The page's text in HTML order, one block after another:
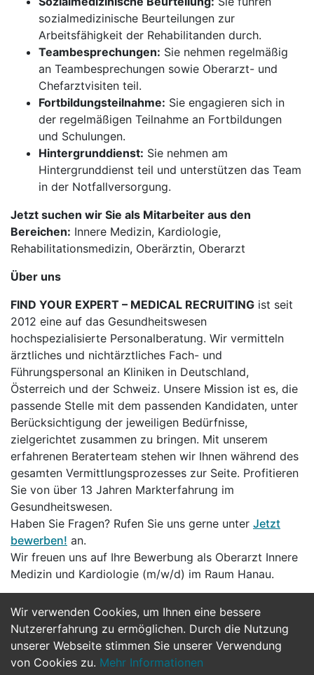
Wir verwenden Cookies, um Ihnen eine bessere
Nutzererfahrung zu ermöglichen. Durch die Nutzung
unserer Webseite stimmen Sie unserer Verwendung
von Cookies zu. Mehr Informationen
sozialmedizinische Beurteilungen zur
Arbeitsfähigkeit der Rehabilitanden durch.
Teambesprechungen: Sie nehmen regelmäßig
an Teambesprechungen sowie Oberarzt- und
Chefarztvisiten teil.
Fortbildungsteilnahme: Sie engagieren sich in
der regelmäßigen Teilnahme an Fortbildungen
und Schulungen.
Hintergrunddienst: Sie nehmen am
Hintergrunddienst teil und unterstützen das Team
in der Notfallversorgung.
Jetzt suchen wir Sie als Mitarbeiter aus den
Bereichen: Innere Medizin, Kardiologie,
Rehabilitationsmedizin, Oberärztin, Oberarzt
Über uns
FIND YOUR EXPERT – MEDICAL RECRUITING ist seit
2012 eine auf das Gesundheitswesen
hochspezialisierte Personalberatung. Wir vermitteln
ärztliches und nichtärztliches Fach- und
Führungspersonal an Kliniken in Deutschland,
Österreich und der Schweiz. Unsere Mission ist es, die
passende Stelle mit dem passenden Kandidaten, unter
Berücksichtigung der jeweiligen Bedürfnisse,
zielgerichtet zusammen zu bringen. Mit unserem
erfahrenen Beraterteam stehen wir Ihnen während des
gesamten Vermittlungsprozesses zur Seite. Profitieren
Sie von über 13 Jahren Markterfahrung im
Gesundheitswesen.
Haben Sie Fragen? Rufen Sie uns gerne unter Jetzt
bewerben! an.
Wir freuen uns auf Ihre Bewerbung als Oberarzt Innere
Medizin und Kardiologie (m/w/d) im Raum Hanau.
Jetzt Bewerben